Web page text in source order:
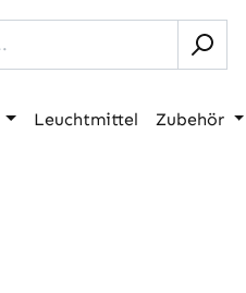
Leuchtmittel Zubehör